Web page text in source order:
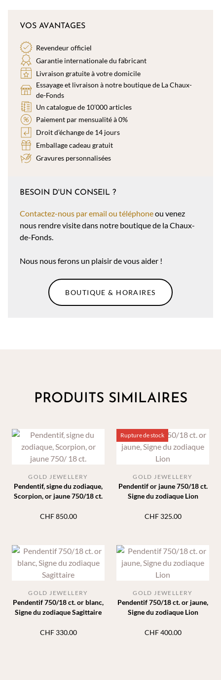
VOS AVANTAGES
Revendeur officiel
Garantie internationale du fabricant
Livraison gratuite à votre domicile
Essayage et livraison à notre boutique de La Chaux-
de-Fonds
Un catalogue de 10’000 articles
Paiement par mensualité à 0%
Droit d’échange de 14 jours
Emballage cadeau gratuit
Gravures personnalisées
BESOIN D'UN CONSEIL ?
Contactez-nous par email ou téléphoneou venez
nous rendre visite dans notre boutique de la Chaux-
de-Fonds.
Nous nous ferons un plaisir de vous aider !
BOUTIQUE & HORAIRES
PRODUITS SIMILAIRES
Pendentif, signe du zodiaque,
Scorpion, or jaune 750/18 ct.
GOLD JEWELLERY
CHF850.00
Rupture de stock
Pendentif or jaune 750/18 ct.
Signe du zodiaque Lion
GOLD JEWELLERY
CHF325.00
Pendentif 750/18 ct. or blanc,
Signe du zodiaque Sagittaire
GOLD JEWELLERY
CHF330.00
Pendentif 750/18 ct. or jaune,
Signe du zodiaque Lion
GOLD JEWELLERY
CHF400.00